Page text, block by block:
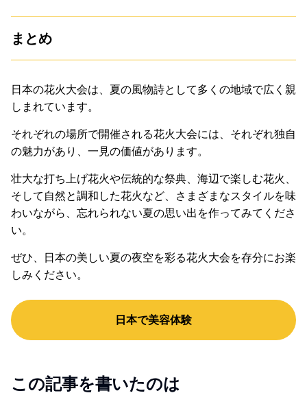
まとめ
日本の花火大会は、夏の風物詩として多くの地域で広く親
しまれています。
それぞれの場所で開催される花火大会には、それぞれ独自
の魅力があり、一見の価値があります。
壮大な打ち上げ花火や伝統的な祭典、海辺で楽しむ花火、
そして自然と調和した花火など、さまざまなスタイルを味
わいながら、忘れられない夏の思い出を作ってみてくださ
い。
ぜひ、日本の美しい夏の夜空を彩る花火大会を存分にお楽
しみください。
日本で美容体験
この記事を書いたのは